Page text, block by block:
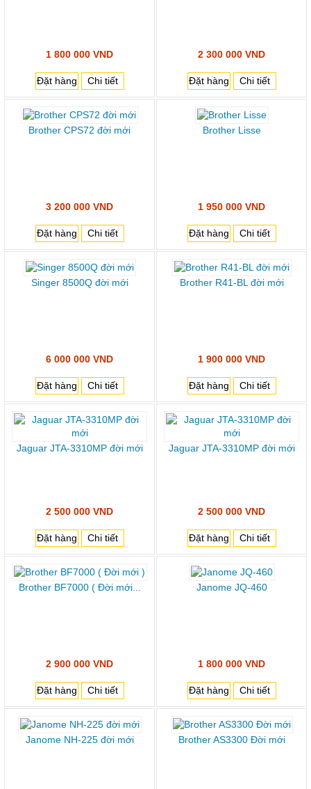
1 800 000 VND
Đặt hàng Chi tiết
2 300 000 VND
Đặt hàng Chi tiết
Brother CPS72 đời mới
3 200 000 VND
Đặt hàng Chi tiết
Brother Lisse
1 950 000 VND
Đặt hàng Chi tiết
Singer 8500Q đời mới
6 000 000 VND
Đặt hàng Chi tiết
Brother R41-BL đời mới
1 900 000 VND
Đặt hàng Chi tiết
Jaguar JTA-3310MP đời mới
2 500 000 VND
Đặt hàng Chi tiết
Jaguar JTA-3310MP đời mới
2 500 000 VND
Đặt hàng Chi tiết
Brother BF7000 ( Đời mới...
2 900 000 VND
Đặt hàng Chi tiết
Janome JQ-460
1 800 000 VND
Đặt hàng Chi tiết
Janome NH-225 đời mới Brother AS3300 Đời mới